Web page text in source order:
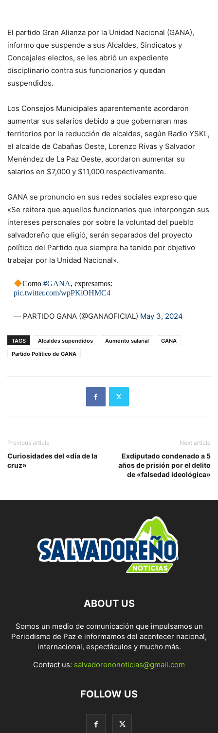
El partido Gran Alianza por la Unidad Nacional (GANA),
informo que suspende a sus Alcaldes, Sindicatos y
Concejales electos, se les abrió un expediente
disciplinario contra sus funcionarios y quedan
suspendidos.
Los Consejos Municipales aparentemente acordaron
aumentar sus salarios debido a que gobernaran mas
territorios por la reducción de alcaldes, según Radio YSKL,
el alcalde de Cabañas Oeste, Lorenzo Rivas y Salvador
Menéndez de La Paz Oeste, acordaron aumentar su
salarios en $7,000 y $11,000 respectivamente.
GANA se pronuncio en sus redes sociales expreso que
«Se reitera que aquellos funcionarios que interpongan sus
intereses personales por sobre la voluntad del pueblo
salvadoreño que eligió, serán separados del proyecto
político del Partido que siempre ha tenido por objetivo
trabajar por la Unidad Nacional».
Como #GANA, expresamos:
pic.twitter.com/wpPKiOHMC4
— PARTIDO GANA (@GANAOFICIAL) May 3, 2024
TAGS Alcaldes supendidos Aumento salarial
GANA
Partido Político de GANA
Previous article
Curiosidades del «día de la
cruz»
Next article
Exdiputado condenado a 5
años de prisión por el delito
de «falsedad ideológica»
ABOUT US
Somos un medio de comunicación que impulsamos un
Periodismo de Paz e informamos del acontecer nacional,
internacional, espectáculos y mucho más.
Contact us: salvadorenonoticias@gmail.com
FOLLOW US